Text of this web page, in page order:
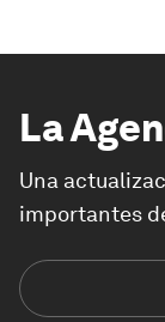
La
Una
importantes